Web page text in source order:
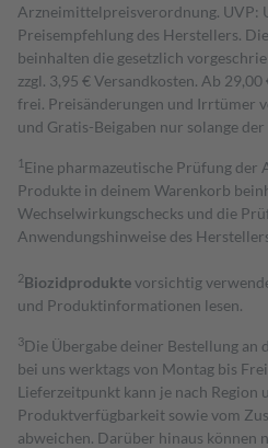
Arzneimittelpreisverordnung. UVP:
Preisempfehlung des Herstellers.
beinhalten die gesetzlich
zzgl. 3,95 € Versandkosten. Ab
frei. Preisänderungen und Irrtümer
und Gratis-Beigaben nur solange
1 Eine pharmazeutische Prüfung der
Produkte in deinem Warenkorb
Wechselwirkungschecks und die
Anwendungshinweise des
2Biozidproduktevorsichtig
und Produktinformationen lesen.
3Die Übergabe deiner Bestellung
bei uns werktags von Montag bis
Lieferzeitpunkt kann je nach Region
Produktverfügbarkeit sowie vom
abweichen. Darüber hinaus können